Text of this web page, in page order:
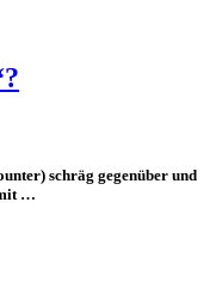
schräg gegenüber und
…